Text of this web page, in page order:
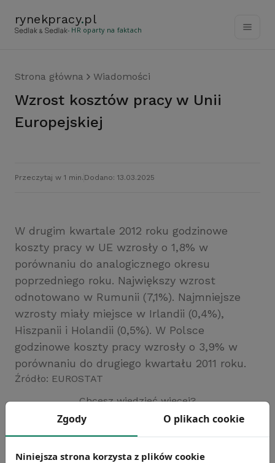
rynekpracy.pl
- HR oparty na faktach
Strona główna Wiadomości
Wzrost kosztów pracy w Unii
Europejskiej
Przeczytaj w 1 min. Dodano: 13.03.2025
W drugim kwartale 2012 roku godzinowe
koszty pracy w UE wzrosły o 1,8% w
porównaniu do analogicznego okresu
poprzedniego roku. Największy wzrost
odnotowano w Rumunii (7,1%). Najmniejsze
wzrosty miały miejsce w Irlandii (0,4%),
Hiszpanii i Holandii (0,5%). W Polsce
godzinowe koszty pracy wzrosły o 3,9% w
porównaniu do drugiego kwartału 2011 roku.
Źródło: EUROSTAT
Chcesz wiedzieć więcej?
Zobacz więcej wiadomości
Zgody O plikach cookie
Niniejsza strona korzysta z plików cookie